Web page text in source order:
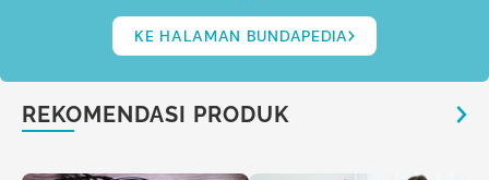
KE HALAMAN BUNDAPEDIA
REKOMENDASI PRODUK